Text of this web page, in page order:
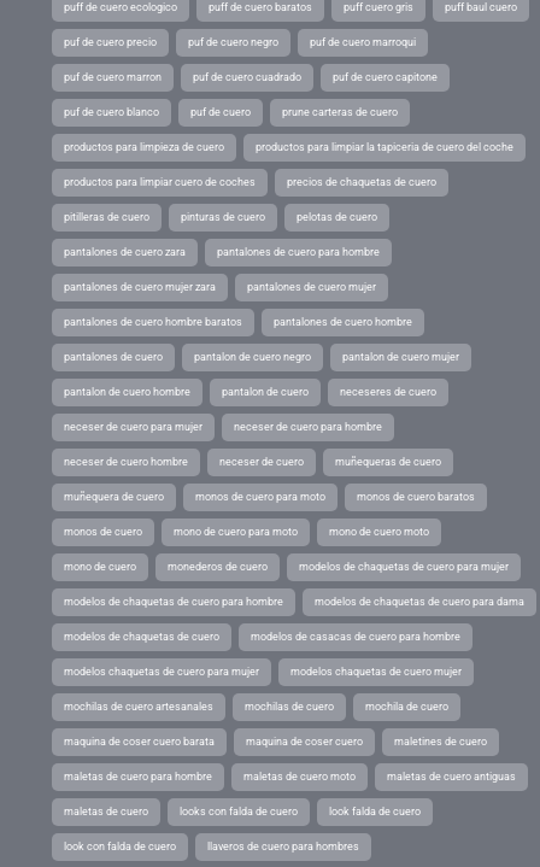
puff de cuero ecologico puff de cuero baratos puff cuero gris puff baul cuero
puf de cuero precio puf de cuero negro puf de cuero marroqui
puf de cuero marron puf de cuero cuadrado puf de cuero capitone
puf de cuero blanco puf de cuero prune carteras de cuero
productos para limpieza de cuero productos para limpiar la tapiceria de cuero del coche
productos para limpiar cuero de coches precios de chaquetas de cuero
pitilleras de cuero pinturas de cuero pelotas de cuero
pantalones de cuero zara pantalones de cuero para hombre
pantalones de cuero mujer zara pantalones de cuero mujer
pantalones de cuero hombre baratos pantalones de cuero hombre
pantalones de cuero pantalon de cuero negro pantalon de cuero mujer
pantalon de cuero hombre pantalon de cuero neceseres de cuero
neceser de cuero para mujer neceser de cuero para hombre
neceser de cuero hombre neceser de cuero muñequeras de cuero
muñequera de cuero monos de cuero para moto monos de cuero baratos
monos de cuero mono de cuero para moto mono de cuero moto
mono de cuero monederos de cuero modelos de chaquetas de cuero para mujer
modelos de chaquetas de cuero para hombre modelos de chaquetas de cuero para dama
modelos de chaquetas de cuero modelos de casacas de cuero para hombre
modelos chaquetas de cuero para mujer modelos chaquetas de cuero mujer
mochilas de cuero artesanales mochilas de cuero mochila de cuero
maquina de coser cuero barata maquina de coser cuero maletines de cuero
maletas de cuero para hombre maletas de cuero moto maletas de cuero antiguas
maletas de cuero looks con falda de cuero look falda de cuero
look con falda de cuero llaveros de cuero para hombres